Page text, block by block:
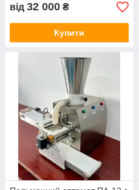
від 32 000 ₴
Купити